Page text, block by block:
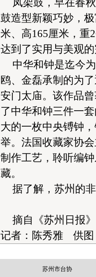
凤架鼓，早在春
鼓造型新颖巧妙，
米、高165厘米，重
达到了实用与美观
中华和钟是迄今
鸥、金磊承制的为
安门太庙。该作品
了中华和钟三件一
大的一枚中央镈钟
举。法国收藏家协
制作工艺，聆听编
藏。
据了解，苏州的
摘自《苏州日报》
记者：陈秀雅 供图
苏州市台协